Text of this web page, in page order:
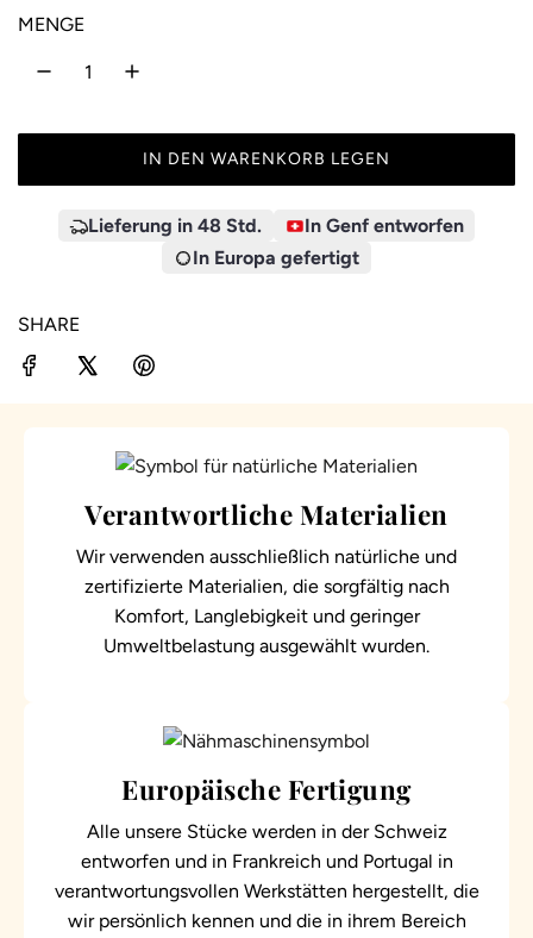
MENGE
IN DEN WARENKORB LEGEN
L
E
Lieferung in 48 Std.
In Genf entworfen
In Europa gefertigt
SHARE
Verantwortliche Materialien
Wir verwenden ausschließlich natürliche und
zertifizierte Materialien, die sorgfältig nach
Komfort, Langlebigkeit und geringer
Umweltbelastung ausgewählt wurden.
Europäische Fertigung
Alle unsere Stücke werden in der Schweiz
entworfen und in Frankreich und Portugal in
verantwortungsvollen Werkstätten hergestellt, die
wir persönlich kennen und die in ihrem Bereich